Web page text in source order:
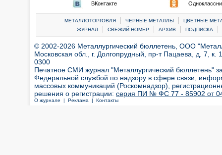
ВКонтакте
МЕТАЛЛОТОРГОВЛЯ | ЧЕРНЫЕ МЕТАЛЛЫ |
ЦВЕТНЫЕ
ЖУРНАЛ
| СВЕЖИЙ НОМЕР | АРХИВ | ПОДПИСКА |
© 2002-2026 Металлургический бюллетень, ООО
Московская обл., г. Долгопрудный, пр-т Пацаева, д. 7,
0300
Печатное СМИ журнал "Металлургический бюллетень"
Федеральной службой по надзору в сфере связи,
массовых коммуникаций (Роскомнадзор),
решения о регистрации: серия ПИ № ФС 77 - 85902 от 04
О журнале | Реклама | Контакты